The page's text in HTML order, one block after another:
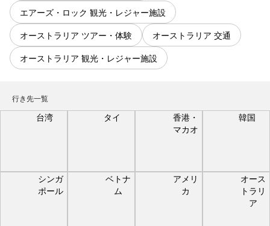
エアーズ・ロック 観光・レジャー施設
オーストラリア ツアー・体験
オーストラリア 交通
オーストラリア 観光・レジャー施設
行き先一覧
台湾 タイ
香港・
マカオ
韓国
シンガ
ポール
ベトナ
ム
アメリ
カ
オース
トラリ
ア